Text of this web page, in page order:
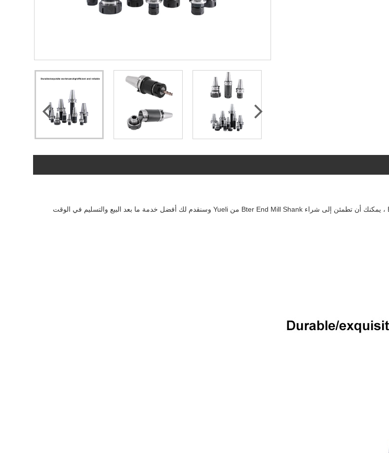
بصفتك واحدة من الشركة المصنعة ذات الجودة العالية ذات الجودة العالية Bter Mill Mill ، يمكنك أن تطمئن إلى شراء Bter End Mill Shank من Yueli وسنقدم لك أفضل خدمة ما بعد البيع والتسليم في الوقت